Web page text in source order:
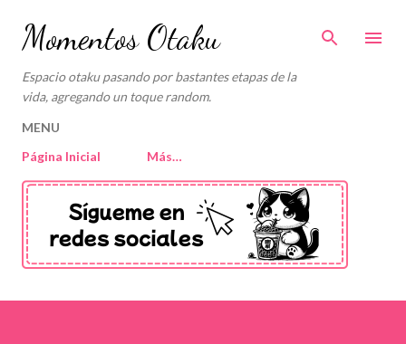
Ir al contenido principal
Momentos Otaku
Espacio otaku pasando por bastantes etapas de la
vida, agregando un toque random.
MENU
Página Inicial
Más…